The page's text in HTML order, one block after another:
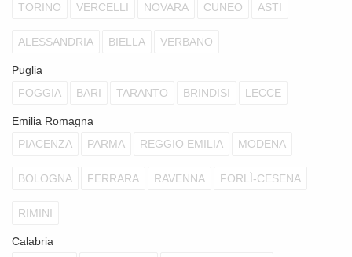
TORINO
VERCELLI NOVARA CUNEO ASTI
ALESSANDRIA BIELLA VERBANO
Puglia
FOGGIA
BARI TARANTO BRINDISI LECCE
Emilia Romagna
PIACENZA
PARMA REGGIO EMILIA MODENA
BOLOGNA FERRARA RAVENNA FORLÌ-CESENA
RIMINI
Calabria